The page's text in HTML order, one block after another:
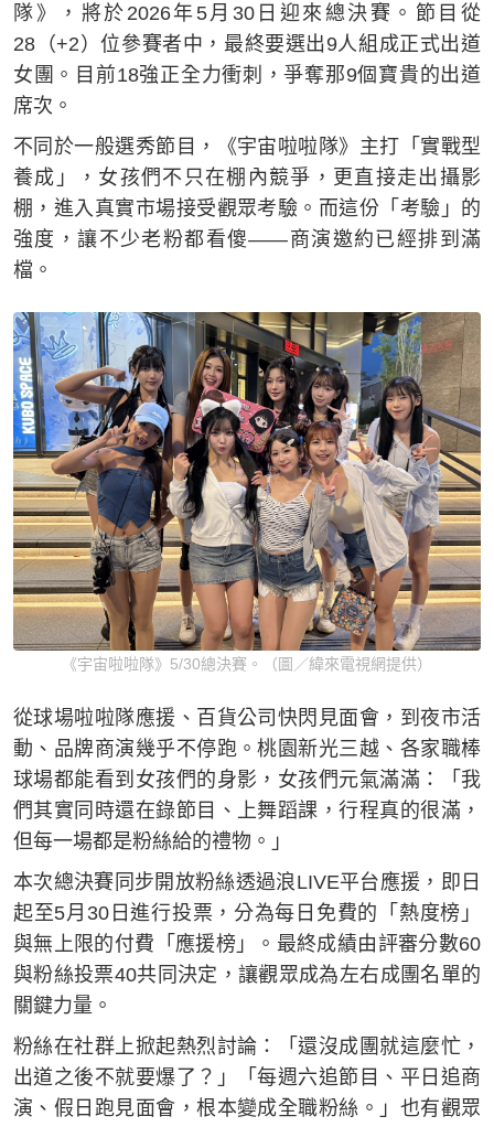
隊》，將於2026年5月30日迎來總決賽。節目從
28（+2）位參賽者中，最終要選出9人組成正式出道
女團。目前18強正全力衝刺，爭奪那9個寶貴的出道
席次。
不同於一般選秀節目，《宇宙啦啦隊》主打「實戰型
養成」，女孩們不只在棚內競爭，更直接走出攝影
棚，進入真實市場接受觀眾考驗。而這份「考驗」的
強度，讓不少老粉都看傻——商演邀約已經排到滿
檔。
《宇宙啦啦隊》5/30總決賽。（圖／緯來電視網提供）
從球場啦啦隊應援、百貨公司快閃見面會，到夜市活
動、品牌商演幾乎不停跑。桃園新光三越、各家職棒
球場都能看到女孩們的身影，女孩們元氣滿滿：「我
們其實同時還在錄節目、上舞蹈課，行程真的很滿，
但每一場都是粉絲給的禮物。」
本次總決賽同步開放粉絲透過浪LIVE平台應援，即日
起至5月30日進行投票，分為每日免費的「熱度榜」
與無上限的付費「應援榜」。最終成績由評審分數60
與粉絲投票40共同決定，讓觀眾成為左右成團名單的
關鍵力量。
粉絲在社群上掀起熱烈討論：「還沒成團就這麼忙，
出道之後不就要爆了？」「每週六追節目、平日追商
演、假日跑見面會，根本變成全職粉絲。」也有觀眾